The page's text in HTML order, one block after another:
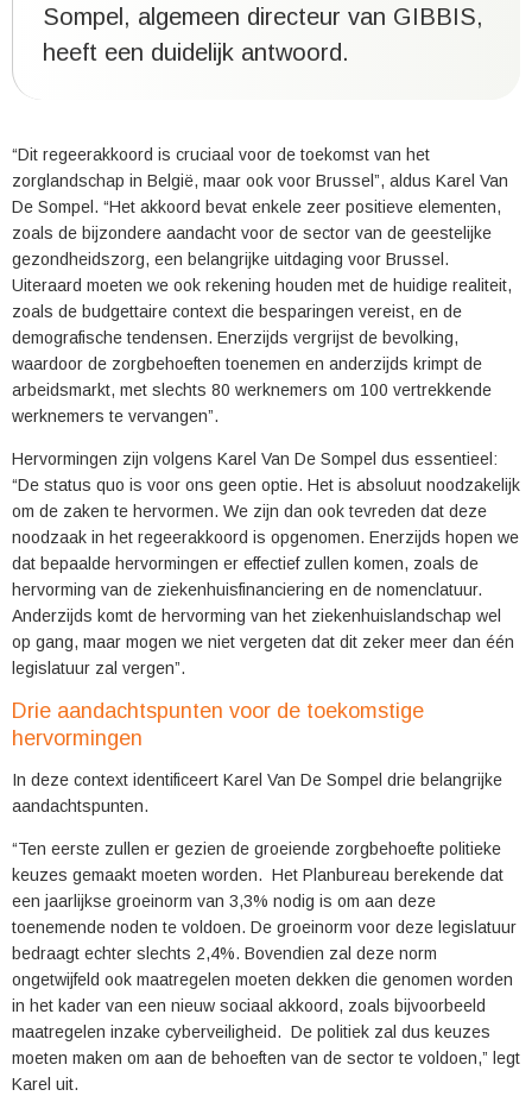
Sompel, algemeen directeur van GIBBIS,
heeft een duidelijk antwoord.
“Dit regeerakkoord is cruciaal voor de toekomst van het
zorglandschap in België, maar ook voor Brussel”, aldus Karel Van
De Sompel. “Het akkoord bevat enkele zeer positieve elementen,
zoals de bijzondere aandacht voor de sector van de geestelijke
gezondheidszorg, een belangrijke uitdaging voor Brussel.
Uiteraard moeten we ook rekening houden met de huidige realiteit,
zoals de budgettaire context die besparingen vereist, en de
demografische tendensen. Enerzijds vergrijst de bevolking,
waardoor de zorgbehoeften toenemen en anderzijds krimpt de
arbeidsmarkt, met slechts 80 werknemers om 100 vertrekkende
werknemers te vervangen”.
Hervormingen zijn volgens Karel Van De Sompel dus essentieel:
“De status quo is voor ons geen optie. Het is absoluut noodzakelijk
om de zaken te hervormen. We zijn dan ook tevreden dat deze
noodzaak in het regeerakkoord is opgenomen. Enerzijds hopen we
dat bepaalde hervormingen er effectief zullen komen, zoals de
hervorming van de ziekenhuisfinanciering en de nomenclatuur.
Anderzijds komt de hervorming van het ziekenhuislandschap wel
op gang, maar mogen we niet vergeten dat dit zeker meer dan één
legislatuur zal vergen”.
Drie aandachtspunten voor de toekomstige
hervormingen
In deze context identificeert Karel Van De Sompel drie belangrijke
aandachtspunten.
“Ten eerste zullen er gezien de groeiende zorgbehoefte politieke
keuzes gemaakt moeten worden. Het Planbureau berekende dat
een jaarlijkse groeinorm van 3,3% nodig is om aan deze
toenemende noden te voldoen. De groeinorm voor deze legislatuur
bedraagt echter slechts 2,4%. Bovendien zal deze norm
ongetwijfeld ook maatregelen moeten dekken die genomen worden
in het kader van een nieuw sociaal akkoord, zoals bijvoorbeeld
maatregelen inzake cyberveiligheid. De politiek zal dus keuzes
moeten maken om aan de behoeften van de sector te voldoen,” legt
Karel uit.